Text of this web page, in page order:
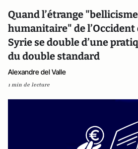
Quand l’étrange "bellicisme
humanitaire" de l’Occident
Syrie se double d’une
du double standard
Alexandre del Valle
1 min de lecture